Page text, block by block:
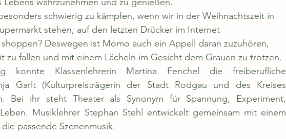
schwierig zu kämpfen, wenn wir in der Weihnachtszeit in
stehen, auf den letzten Drücker im Internet
Deswegen ist Momo auch ein Appell daran zuzuhören,
zu fallen und mit einem Lächeln im Gesicht dem Grauen zu trotzen.
konnte Klassenlehrerin Martina Fenchel die freiberufliche
Garlt (Kulturpreisträgerin der Stadt Rodgau und des Kreises
Bei ihr steht Theater als Synonym für Spannung, Experiment,
Musiklehrer Stephan Stehl entwickelt gemeinsam mit einem
passende Szenenmusik.